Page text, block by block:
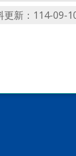
更新：114-09-